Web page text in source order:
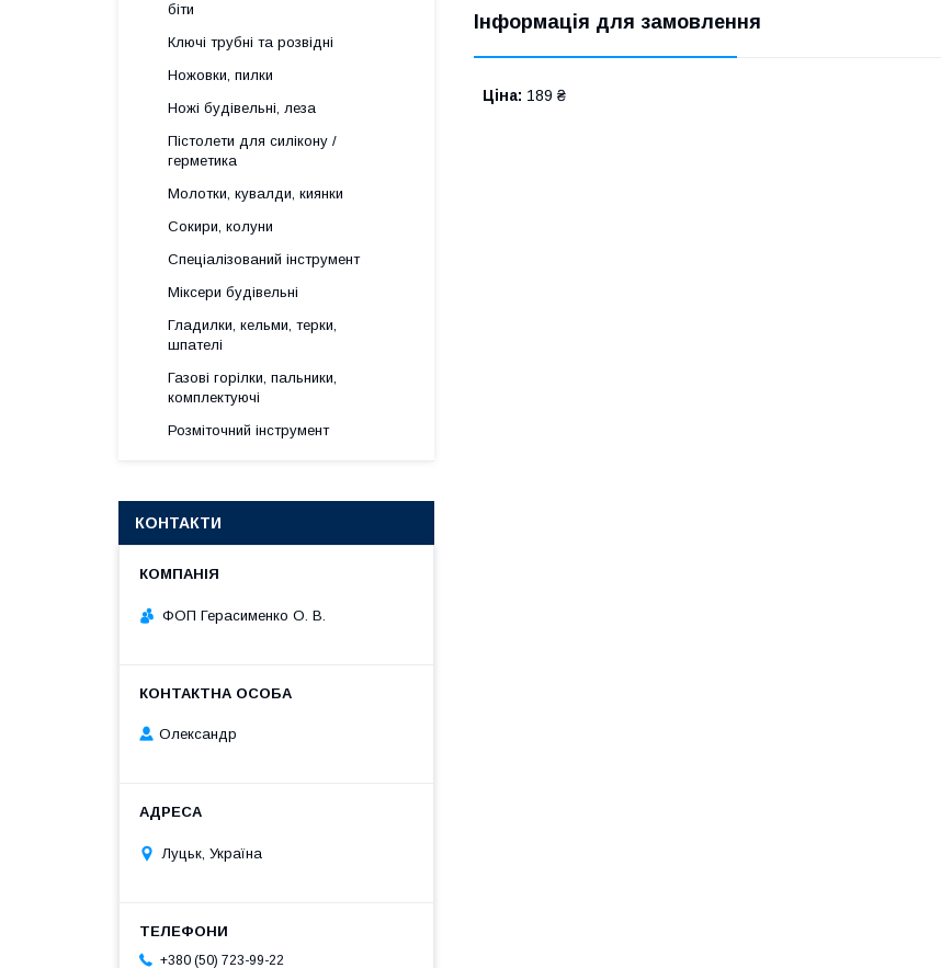
Інформація для замовлення
Ціна: 189 ₴
біти
Ключі трубні та розвідні
Ножовки, пилки
Ножі будівельні, леза
Пістолети для силікону /
герметика
Молотки, кувалди, киянки
Сокири, колуни
Спеціалізований інструмент
Міксери будівельні
Гладилки, кельми, терки,
шпателі
Газові горілки, пальники,
комплектуючі
Розміточний інструмент
КОНТАКТИ
ФОП Герасименко О. В.
Олександр
Луцьк, Україна
+380 (50) 723-99-22